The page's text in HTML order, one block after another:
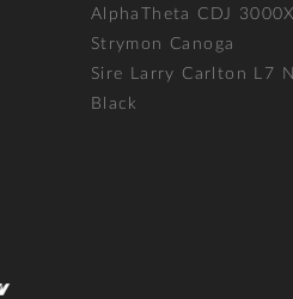
AlphaTheta CDJ 3000X
Strymon Canoga
Sire Larry Carlton L7
Black